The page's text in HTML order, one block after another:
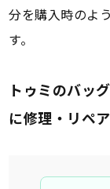
分を購入時のよ
す。
トゥミのバッ
に修理・リペ